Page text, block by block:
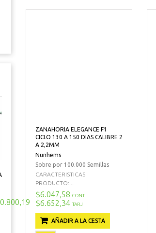
ZANAHORIA ELEGANCE F1
CICLO 130 A 150 DIAS CALIBRE 2
A 2,2MM
Nunhems
Sobre por 100.000 Semillas
CARACTERISTICAS
PRODUCTO:...
$6.047,58 CONT
$6.652,34 TARJ
AÑADIR A LA CESTA